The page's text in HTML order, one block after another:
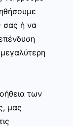
σας ή να
των
μας